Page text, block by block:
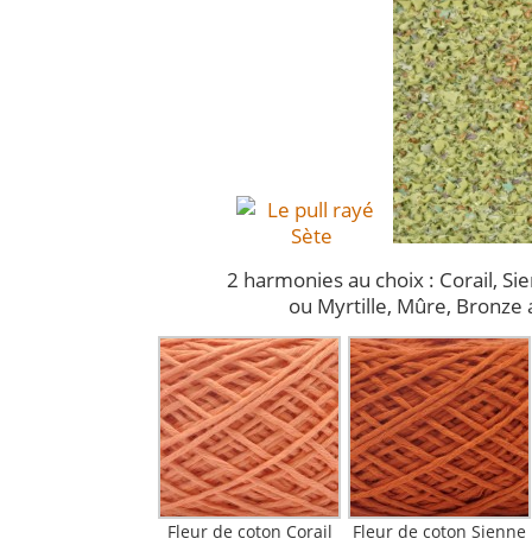
2 harmonies au choix : Corail,
ou Myrtille, Mûre, Bronze
Fleur de coton Corail Fleur de coton Sienne